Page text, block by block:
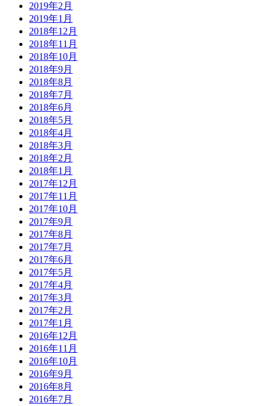
2019年2月
2019年1月
2018年12月
2018年11月
2018年10月
2018年9月
2018年8月
2018年7月
2018年6月
2018年5月
2018年4月
2018年3月
2018年2月
2018年1月
2017年12月
2017年11月
2017年10月
2017年9月
2017年8月
2017年7月
2017年6月
2017年5月
2017年4月
2017年3月
2017年2月
2017年1月
2016年12月
2016年11月
2016年10月
2016年9月
2016年8月
2016年7月